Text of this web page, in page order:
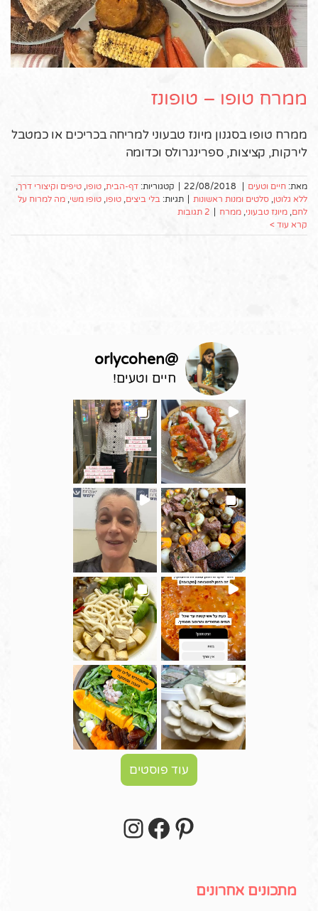
ממרח טופו – טופונז
ממרח טופו בסגנון מיונז טבעוני למריחה בכריכים או כמטבל
לירקות, קציצות, ספרינגרולס וכדומה
מאת: חיים וטעים |
22/08/2018
| קטגוריות: דף-הבית טופו טיפים וקיצורי דרך
ללא גלוטן סלטים ומנות ראשונות | תגיות: בלי ביצים טופו טופו משי מה למרוח על
לחם מיונז טבעוני ממרח | 2 תגובות
קרא עוד >
@
orlycohen
חיים וטעים!
עוד פוסטים
Pinterest
Facebook
מתכונים אחרונים